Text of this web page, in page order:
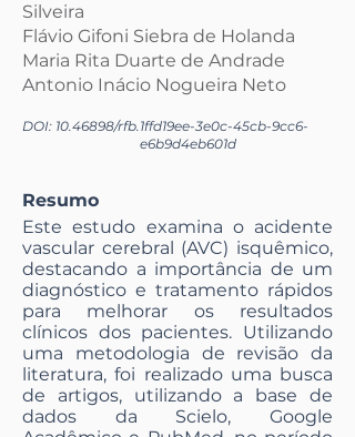
Silveira
Flávio Gifoni Siebra de Holanda
Maria Rita Duarte de Andrade
Antonio Inácio Nogueira Neto
DOI: 10.46898/rfb.1ffd19ee-3e0c-45cb-9cc6-
e6b9d4eb601d
Resumo
Este estudo examina o acidente
vascular cerebral (AVC) isquêmico,
destacando a importância de um
diagnóstico e tratamento rápidos
para melhorar os resultados
clínicos dos pacientes. Utilizando
uma metodologia de revisão da
literatura, foi realizado uma busca
de artigos, utilizando a base de
dados da Scielo, Google